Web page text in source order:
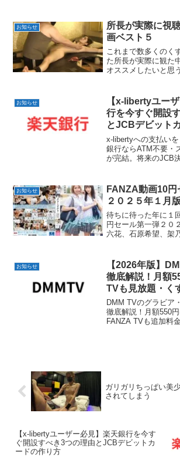
あるのもポイント。
VISA・Masterの利
デビットが選ばれる
解説します。
おります毎日のよう
で新作がリリースさ
ですねこちらの記事
りメーカーの紹介を
ますメーカーごとの
考にして頂ければ幸
お知らせ
所長が実際に視
画ベスト５
これまで数多くのく
た所長が実際に観た
オススメしたいと思
お知らせ
【x-libertyユー
行を今すぐ開設
とJCBデビット
x-libertyへの支払い
銀行ならATM不要・
が完結。将来のJCB
お知らせ
FANZA動画10
２０２５年１月版
待ちに待った年に１
円セール第一弾２０
六花、石原希望、架
お知らせ
【2026年版】
徹底解説！月額
TVも見放題・く
りIVも充実
DMM TVのグラビア
徹底解説！月額550
FANZA TVも追加料
ガリガリちっぱい美
されてしまう
【x-libertyユーザー必見】楽天銀行を今す
ぐ開設すべき3つの理由とJCBデビットカ
ードの作り方